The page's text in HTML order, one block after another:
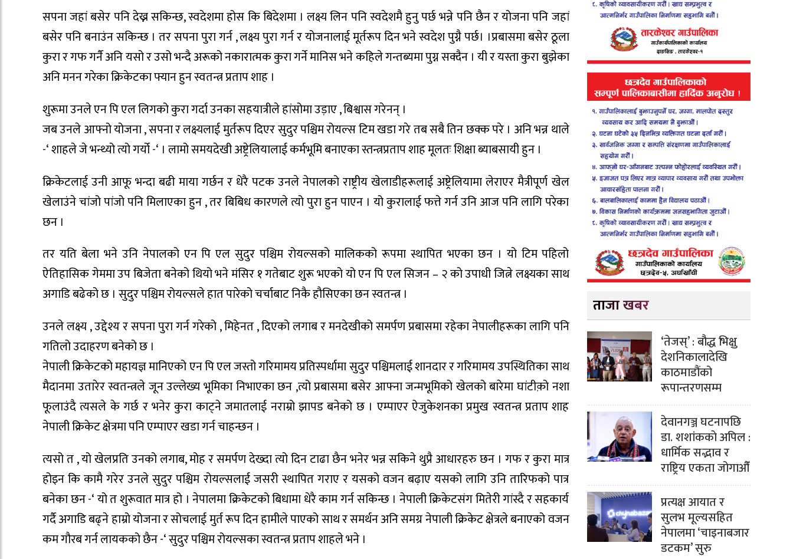
सपना जहां बसेर पनि देख्न सकिन्छ, स्वदेशमा होस कि बिदेशमा । लक्ष्य लिन पनि स्वदेशमै हुनु पर्छ भन्ने पनि छैन र योजना पनि जहां
बसेर पनि बनाउंन सकिन्छ । तर सपना पुरा गर्न , लक्ष्य पुरा गर्न र योजनालाई मूर्तरूप दिन भने स्वदेश पुग्नै पर्छ। ।प्रबासमा बसेर ठूला
कुरा र गफ गर्नै अनि यसो र उसो भन्दै अरूको नकारात्मक कुरा गर्ने मानिस भने कहिले गन्तब्यमा पुग्न सक्दैन । यी र यस्ता कुरा बुझेका
अनि मनन गरेका क्रिकेटका फ्यान हुन स्वतन्त्र प्रताप शाह ।
शुरूमा उनले एन पि एल लिगको कुरा गर्दा उनका सहयात्रीले हांसोमा उड़ाए , बिश्वास गरेनन् ।
जब उनले आफ्नो योजना , सपना र लक्ष्यलाई मुर्तरूप दिएर सुदुर पश्चिम रोयल्स टिम खडा गरे तब सबै तिन छक्क परे । अनि भन्न थाले
-‘ शाहले जे भन्थ्यो त्यो गर्यो -‘ । लामो समयदेखी अष्ट्रेलियालाई कर्मभूमि बनाएका स्तन्त्रप्रताप शाह मूलतः शिक्षा ब्याबसायी हुन ।
क्रिकेटलाई उनी आफू भन्दा बढी माया गर्छन र धेरै पटक उनले नेपालको राष्ट्रीय खेलाडीहरूलाई अष्ट्रेलियामा लेराएर मैत्रीपूर्ण खेल
खेलाउंने चांजो पांजो पनि मिलाएका हुन , तर बिबिध कारणले त्यो पुरा हुन पाएन । यो कुरालाई फत्ते गर्न उनि आज पनि लागि परेका
छन ।
तर यति बेला भने उनि नेपालको एन पि एल सुदुर पश्चिम रोयल्सको मालिकको रूपमा स्थापित भएका छन । यो टिम पहिलो
ऐतिहासिक गेममा उप बिजेता बनेको थियो भने मंसिर १ गतेबाट शुरू भएको यो एन पि एल सिजन – २ को उपाधी जित्ने लक्ष्यका साथ
अगाडि बढेको छ । सुदुर पश्चिम रोयल्सले हात पारेको चर्चाबाट निकै हौसिएका छन स्वतन्त्र ।
उनले लक्ष्य , उद्देश्य र सपना पुरा गर्न गरेको , मिहेनत , दिएको लगाब र मनदेखीको समर्पण प्रबासमा रहेका नेपालीहरूका लागि पनि
गतिलो उदाहरण बनेको छ ।
नेपाली क्रिकेटको महायज्ञ मानिएको एन पि एल जस्तो गरिमामय प्रतिस्पर्धामा सुदुर पश्चिमलाई शानदार र गरिमामय उपस्थितिका साथ
मैदानमा उतारेर स्वतन्त्रले जून उल्लेख्य भूमिका निभाएका छन ,त्यो प्रबासमा बसेर आफ्ना जन्मभूमिको खेलको बारेमा घांटीक़ो नशा
फूलाउंदै त्यसले के गर्छ र भनेर कुरा काट्ने जमातलाई नराम्रो झापड बनेको छ । एम्पाएर ऐजुकेशनका प्रमुख स्वतन्त्र प्रताप शाह
नेपाली क्रिकेट क्षेत्रमा पनि एम्पाएर खडा गर्न चाहन्छन ।
त्यसो त , यो खेलप्रति उनको लगाब, मोह र समर्पण देख्दा त्यो दिन टाढा छैन भनेर भन्न सकिने थुप्रै आधारहरु छन । गफ र कुरा मात्र
होइन कि कामै गरेर उनले सुदुर पश्चिम रोयल्सलाई जसरी स्थापित गराए र यसको वजन बढ़ाए यसको लागि उनि तारिफको पात्र
बनेका छन -‘ यो त शुरूवात मात्र हो । नेपालमा क्रिकेटको बिधामा धेरै काम गर्न सकिन्छ । नेपाली क्रिकेटसंग मितेरी गांस्दै र सहकार्य
गर्दै अगाडि बढ्ने हाम्रो योजना र सोचलाई मुर्त रूप दिन हामीले पाएको साथ र समर्थन अनि समग्र नेपाली क्रिकेट क्षेत्रले बनाएको वजन
कम गौरब गर्न लायकको छैन -‘ सुदुर पश्चिम रोयल्सका स्वतन्त्र प्रताप शाहले भने ।
ताजा खबर
‘तेजस्’ : बौद्ध भिक्षु
देशनिकालादेखि
काठमाडौंको
रूपान्तरणसम्म
देवानगञ्ज घटनापछि
डा. शशांककाे अपिल :
धार्मिक सद्भाव र
राष्ट्रिय एकता जोगाऔँ
प्रत्यक्ष आयात र
सुलभ मूल्यसहित
नेपालमा ‘चाइनाबजार
डटकम’ सुरु